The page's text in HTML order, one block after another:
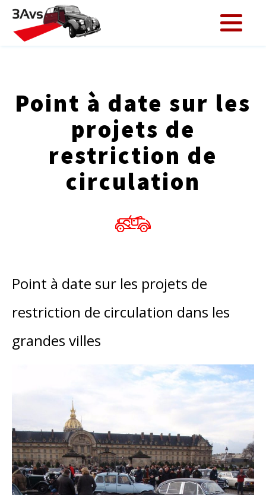
Point à date sur les
projets de
restriction de
circulation
Point à date sur les projets de
restriction de circulation dans les
grandes villes